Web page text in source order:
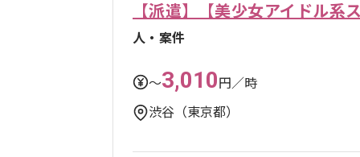
【派遣】【美少女アイドル系
人・案件
〜3,010円／時
渋谷（東京都）